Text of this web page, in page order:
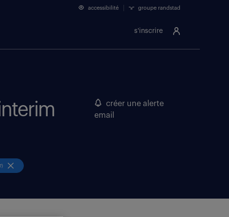
s'inscrire
accessibilité groupe randstad
créer une alerte
email